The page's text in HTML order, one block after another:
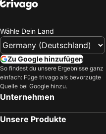
Wähle Dein Land
Zu Google hinzufügen
So findest du unsere Ergebnisse ganz
einfach: Füge trivago als bevorzugte
Quelle bei Google hinzu.
Unternehmen
Unsere Produkte